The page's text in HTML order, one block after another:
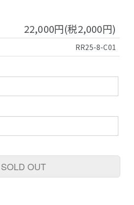
22,000円(税2,000円)
RR25-8-C01
SOLD OUT